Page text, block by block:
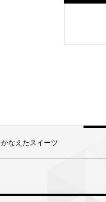
なえたスイーツ